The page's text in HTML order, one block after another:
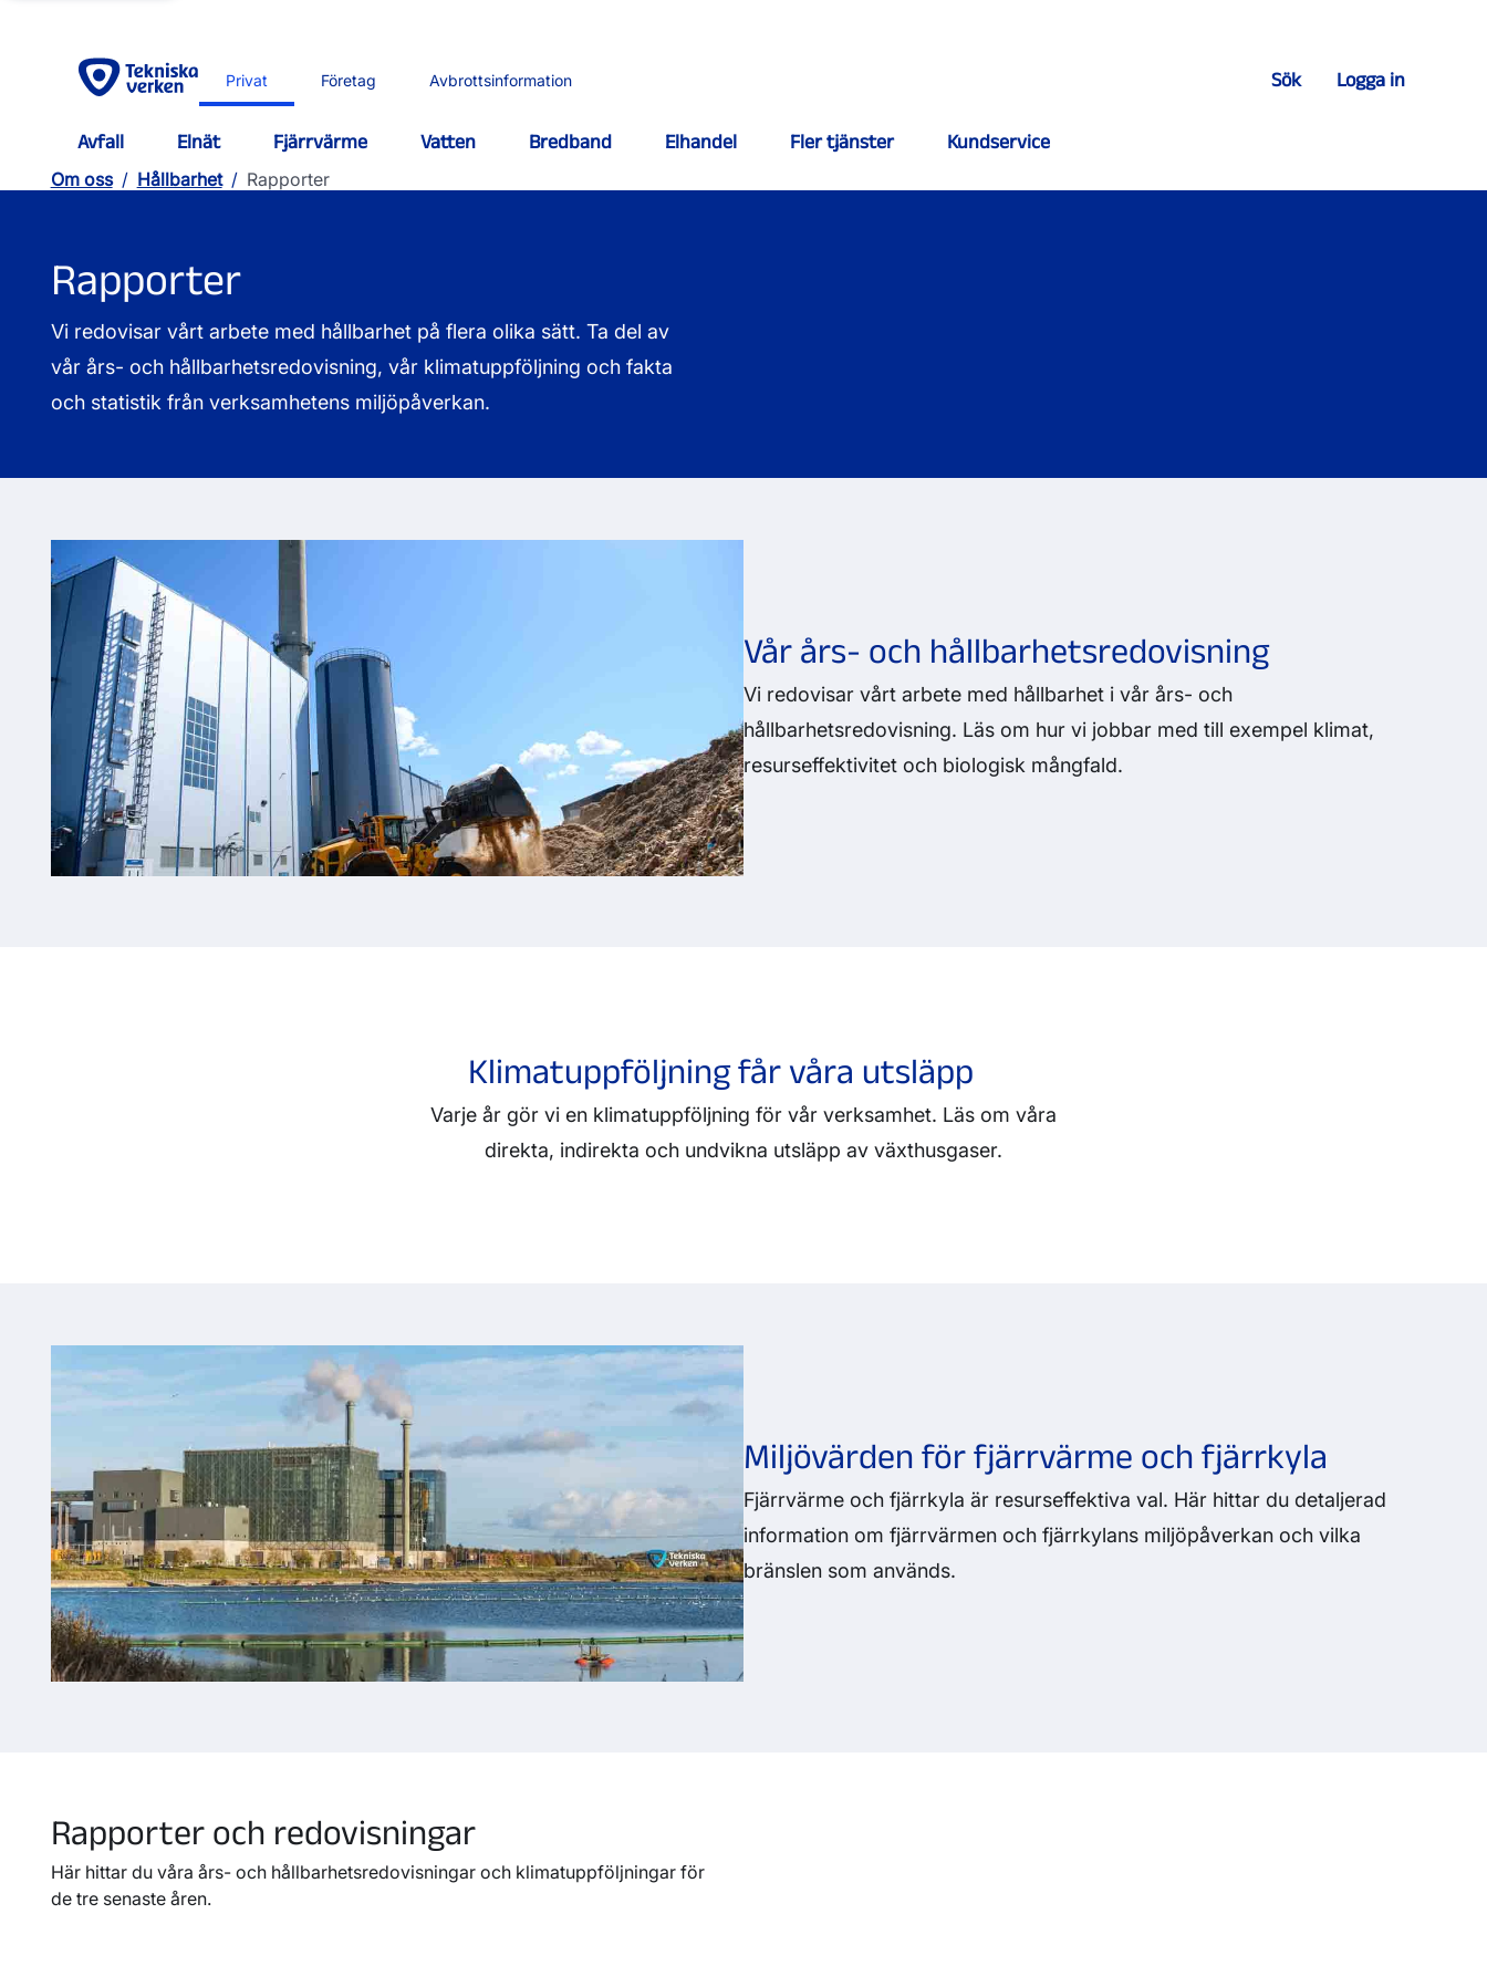
Privat Företag Avbrottsinformation Sök Logga in
Avfall Elnät Fjärrvärme Vatten Bredband Elhandel Fler tjänster
Kundservice
Om oss / Hållbarhet / Rapporter
Rapporter
Vi redovisar vårt arbete med hållbarhet på flera olika sätt. Ta del av
vår års- och hållbarhetsredovisning, vår klimatuppföljning och fakta
och statistik från verksamhetens miljöpåverkan.
Vår års- och hållbarhetsredovisning
Vi redovisar vårt arbete med hållbarhet i vår års- och
hållbarhetsredovisning. Läs om hur vi jobbar med till exempel klimat,
resurseffektivitet och biologisk mångfald.
Klimatuppföljning får våra utsläpp
Varje år gör vi en klimatuppföljning för vår verksamhet. Läs om våra
direkta, indirekta och undvikna utsläpp av växthusgaser.
Miljövärden för fjärrvärme och fjärrkyla
Fjärrvärme och fjärrkyla är resurseffektiva val. Här hittar du detaljerad
information om fjärrvärmen och fjärrkylans miljöpåverkan och vilka
bränslen som används.
Rapporter och redovisningar
Här hittar du våra års- och hållbarhetsredovisningar och klimatuppföljningar för
de tre senaste åren.